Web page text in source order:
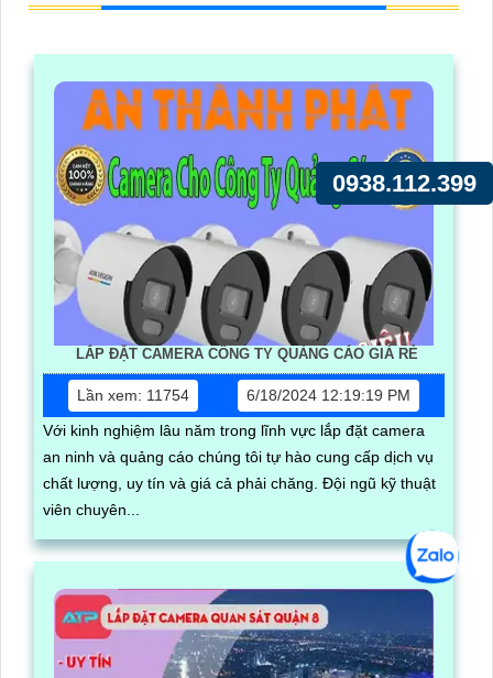
LẮP ĐẶT CAMERA CÔNG TY QUẢNG CÁO GIÁ RẺ
Lần xem: 11754
6/18/2024 12:19:19 PM
Với kinh nghiệm lâu năm trong lĩnh vực lắp đặt camera
an ninh và quảng cáo chúng tôi tự hào cung cấp dịch vụ
chất lượng, uy tín và giá cả phải chăng. Đội ngũ kỹ thuật
viên chuyên...
0938.112.399